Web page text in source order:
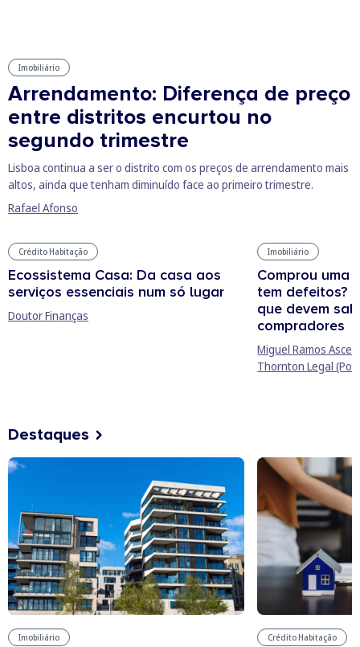
Imobiliário
Arrendamento: Diferença de preço
entre distritos encurtou no
segundo trimestre
Lisboa continua a ser o distrito com os preços de arrendamento mais
altos, ainda que tenham diminuído face ao primeiro trimestre.
Rafael Afonso
Crédito Habitação
Ecossistema Casa: Da casa aos
serviços essenciais num só lugar
Doutor Finanças
Imobiliário
Comprou uma
tem defeitos?
que devem
compradores
Miguel Ramos
Thornton Legal
Destaques
Imobiliário Crédito Habitação